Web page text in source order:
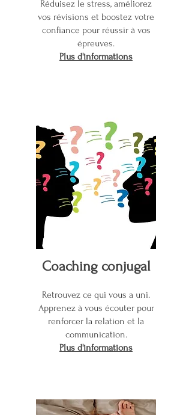
Réduisez le stress, améliorez
vos révisions et boostez votre
confiance pour réussir à vos
épreuves.
Plus d'informations
Coaching conjugal
Retrouvez ce qui vous a uni.
Apprenez à vous écouter pour
renforcer la relation et la
communication.
Plus d'informations